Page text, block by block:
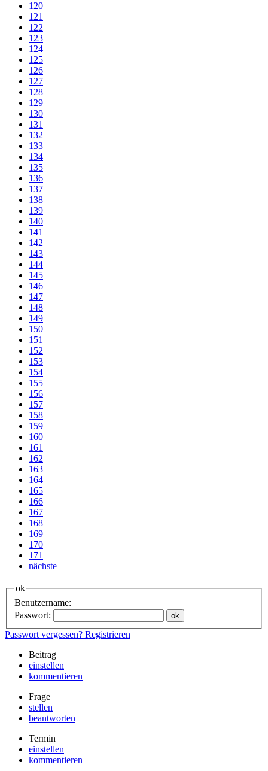
120
121
122
123
124
125
126
127
128
129
130
131
132
133
134
135
136
137
138
139
140
141
142
143
144
145
146
147
148
149
150
151
152
153
154
155
156
157
158
159
160
161
162
163
164
165
166
167
168
169
170
171
nächste
ok
Benutzername:
Passwort:
Passwort vergessen? Registrieren
Beitrag
einstellen
kommentieren
Frage
stellen
beantworten
Termin
einstellen
kommentieren